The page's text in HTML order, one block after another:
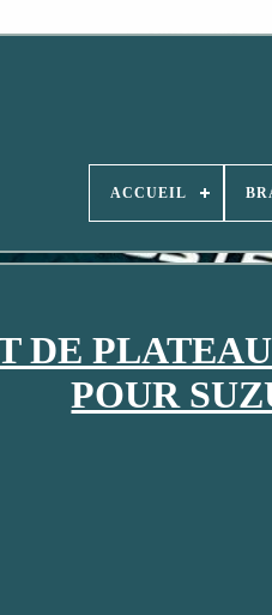
ACCUEIL
DE
POUR